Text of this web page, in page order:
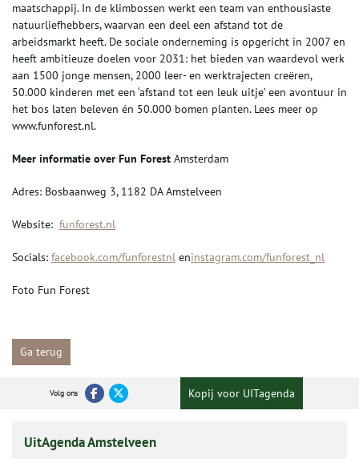
maatschappij. In de klimbossen werkt een team van enthousiaste
natuurliefhebbers, waarvan een deel een afstand tot de
arbeidsmarkt heeft. De sociale onderneming is opgericht in 2007 en
heeft ambitieuze doelen voor 2031: het bieden van waardevol werk
aan 1500 jonge mensen, 2000 leer- en werktrajecten creëren,
50.000 kinderen met een ‘afstand tot een leuk uitje’ een avontuur in
het bos laten beleven én 50.000 bomen planten. Lees meer op
www.funforest.nl.
Meer informatie over Fun Forest Amsterdam
Adres:​​​ Bosbaanweg 3, 1182 DA Amstelveen
Website: ​​ funforest.nl
Socials:​​​ facebook.com/funforestnl eninstagram.com/funforest_nl
Foto Fun Forest
Ga terug
Volg ons Kopij voor UITagenda
UitAgenda Amstelveen